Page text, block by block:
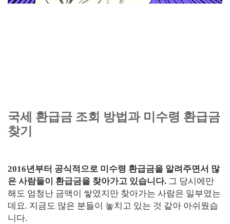
국세 환급금 조회 방법과 미수령 환급금
찾기
2016년부터 공식적으로 미수령 환급금을 알려주면서 많
은 사람들이 환급금을 찾아가고 있습니다. 그 당시에만
해도 엄청난 금액이 쌓였지만 찾아가는 사람은 일부였는
데요. 지금도 많은 분들이 놓치고 있는 것 같아 아쉬웠습
니다.